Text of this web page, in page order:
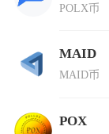
POLX币
MAID
MAID币
POX